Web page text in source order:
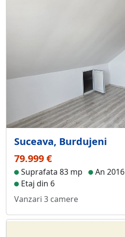
Suceava, Burdujeni
79.999 €
Suprafata 83 mp An 2016
Etaj din 6
Vanzari 3 camere